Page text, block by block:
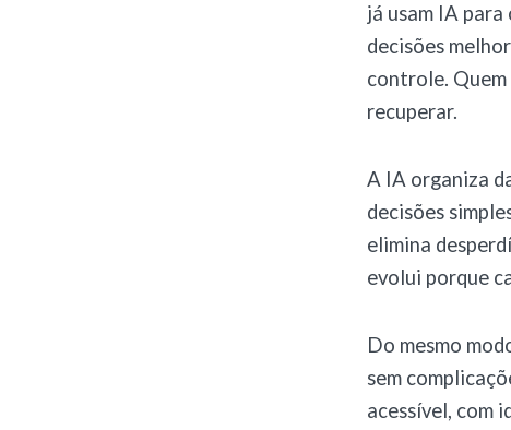
já usam IA
decisões
controle. Quem
recuperar.
A IA organiza
decisões
elimina
evolui porque
Do mesmo
sem
acessível, com